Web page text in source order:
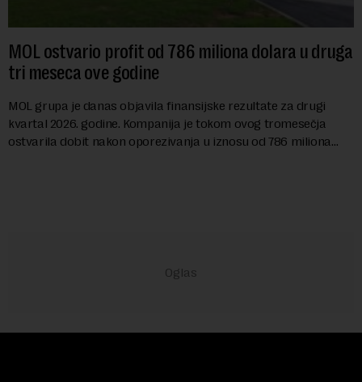
MOL ostvario profit od 786 miliona dolara u druga
tri meseca ove godine
MOL grupa je danas objavila finansijske rezultate za drugi
kvartal 2026. godine. Kompanija je tokom ovog tromesečja
ostvarila dobit nakon oporezivanja u iznosu od 786 miliona